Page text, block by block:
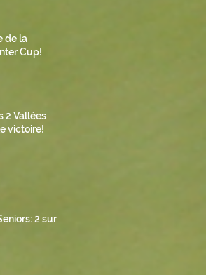
de la
Cup!
2 Vallées
victoire!
2 sur 3